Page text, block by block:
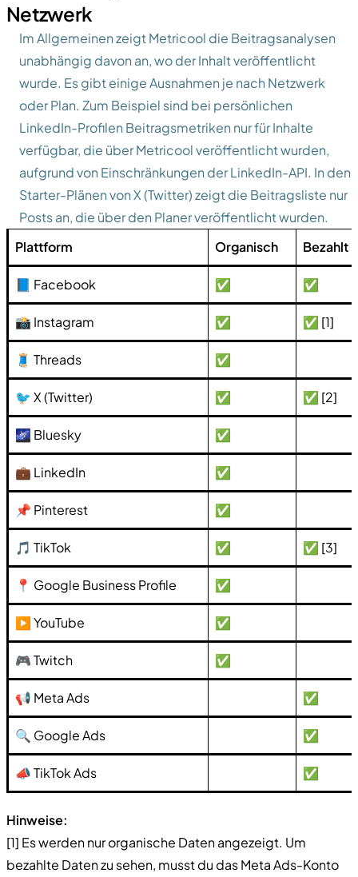
Netzwerk
Im Allgemeinen zeigt Metricool die Beitragsanalysen
unabhängig davon an, wo der Inhalt veröffentlicht
wurde. Es gibt einige Ausnahmen je nach Netzwerk
oder Plan. Zum Beispiel sind bei persönlichen
LinkedIn-Profilen Beitragsmetriken nur für Inhalte
verfügbar, die über Metricool veröffentlicht wurden,
aufgrund von Einschränkungen der LinkedIn-API. In den
Starter-Plänen von X (Twitter) zeigt die Beitragsliste nur
Posts an, die über den Planer veröffentlicht wurden.
Plattform
Organisch Bezahlt
📘 Facebook ✅ ✅
📸 Instagram ✅ ✅ [1]
🧵 Threads ✅
🐦 X (Twitter) ✅ ✅ [2]
🌌 Bluesky ✅
💼 LinkedIn ✅
📌 Pinterest ✅
🎵 TikTok ✅ ✅ [3]
📍 Google Business Profile ✅
▶️ YouTube ✅
🎮 Twitch ✅
📢 Meta Ads ✅
🔍 Google Ads ✅
📣 TikTok Ads ✅
Hinweise:
[1] Es werden nur organische Daten angezeigt. Um
bezahlte Daten zu sehen, musst du das Meta Ads-Konto